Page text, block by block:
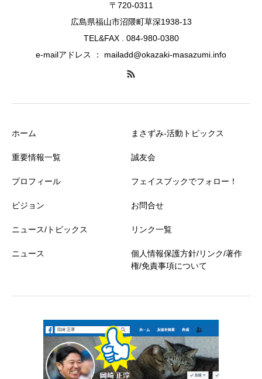
〒720-0311
広島県福山市沼隈町草深1938-13
TEL&FAX . 084-980-0380
e-mailアドレス ： mailadd@okazaki-masazumi.info
ホーム
重要情報一覧
プロフィール
ビジョン
ニュース/トピックス
ニュース
まさずみ-活動トピックス
誠友会
フェイスブックでフォロー！
お問合せ
リンク一覧
個人情報保護方針/リンク/著作
権/免責事項について